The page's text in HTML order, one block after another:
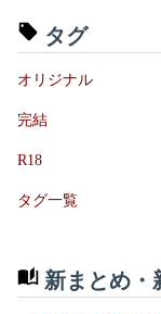
タグ
オリジナル
完結
R18
タグ一覧
新まとめ・